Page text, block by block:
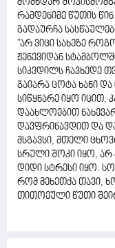
მომხდარ
რამდენიმე წუთის
გადაურჩა
"არ ვიცი სახეზე
ჟენევიდან
სიკვდილს ჩავხედე
გაიარა ცოტა ხანი
სიწყნარე იყო იცით,
დაახლოებით
დავფრინავდით და
მსგავსი, მთელი
სრული შოკი იყო, არ
დიდი სტრესი იყო.
რომ მეხეთქა თავი,
თითოეული წუთი